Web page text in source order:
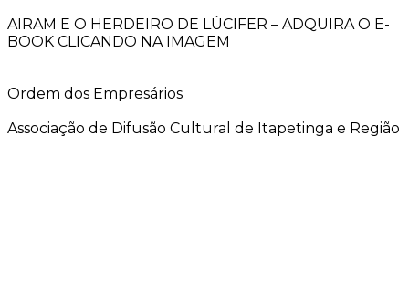
AIRAM E O HERDEIRO DE LÚCIFER – ADQUIRA O E-
BOOK CLICANDO NA IMAGEM
Ordem dos Empresários
Associação de Difusão Cultural de Itapetinga e Região